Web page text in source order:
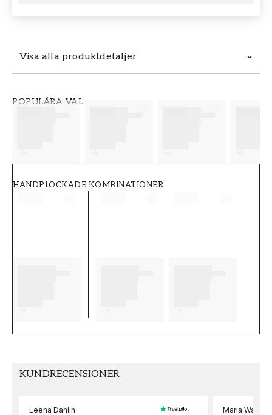
Visa alla produktdetaljer
POPULÄRA VAL
HANDPLOCKADE KOMBINATIONER
KUNDRECENSIONER
Leena Dahlin Maria